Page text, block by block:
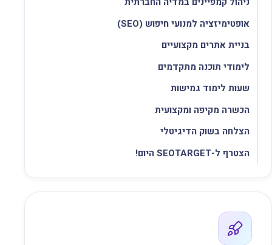
אופטימיזציה למנועי חיפוש (SEO)
בניית אתרים מקצועיים
לימודי תוכנה מתקדמים
שעות לימוד גמישות
הכשרה מקיפה ומקצועית
הצלחה בשוק הדיגיטלי
הצטרף ל-SEOTARGET היום!